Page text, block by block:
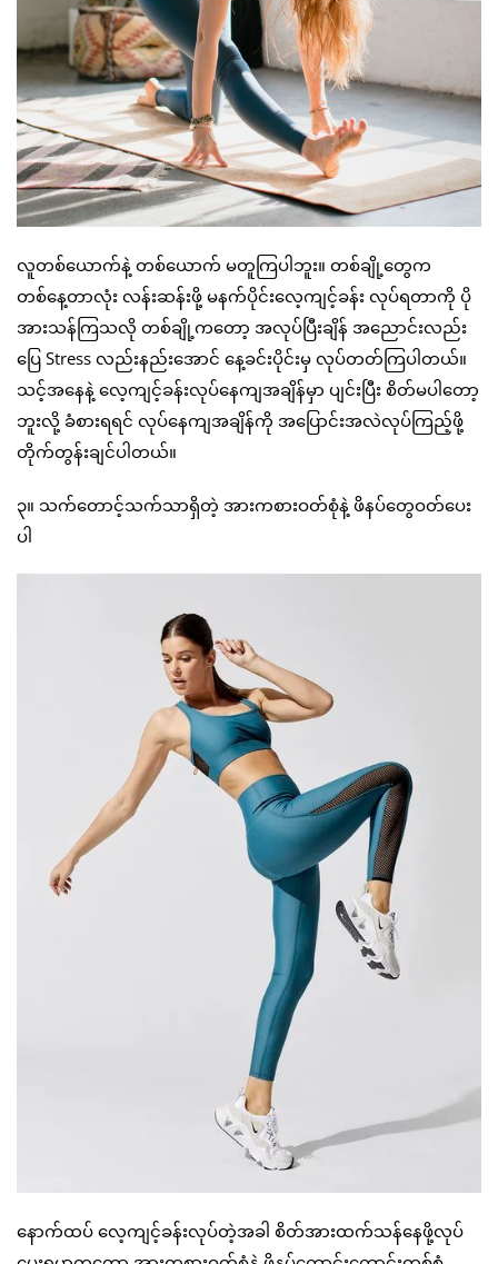
လူတစ်ယောက်နဲ့ တစ်ယောက် မတူကြပါဘူး။ တစ်ချို့တွေက
တစ်နေ့တာလုံး လန်းဆန်းဖို့ မနက်ပိုင်းလေ့ကျင့်ခန်း လုပ်ရတာကို ပို
အားသန်ကြသလို တစ်ချို့ကတော့ အလုပ်ပြီးချိန် အညောင်းလည်း
ပြေ Stress လည်းနည်းအောင် နေ့ခင်းပိုင်းမှ လုပ်တတ်ကြပါတယ်။
သင့်အနေနဲ့ လေ့ကျင့်ခန်းလုပ်နေကျအချိန်မှာ ပျင်းပြီး စိတ်မပါတော့
ဘူးလို့ ခံစားရရင် လုပ်နေကျအချိန်ကို အပြောင်းအလဲလုပ်ကြည့်ဖို့
တိုက်တွန်းချင်ပါတယ်။
၃။ သက်တောင့်သက်သာရှိတဲ့ အားကစားဝတ်စုံနဲ့ ဖိနပ်တွေဝတ်ပေး
ပါ
နောက်ထပ် လေ့ကျင့်ခန်းလုပ်တဲ့အခါ စိတ်အားထက်သန်နေဖို့လုပ်